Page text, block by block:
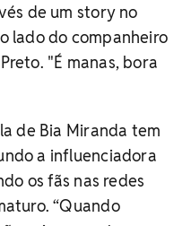
de um story no
lado do companheiro
"É manas, bora
de Bia Miranda tem
a influenciadora
os fãs nas redes
“Quando